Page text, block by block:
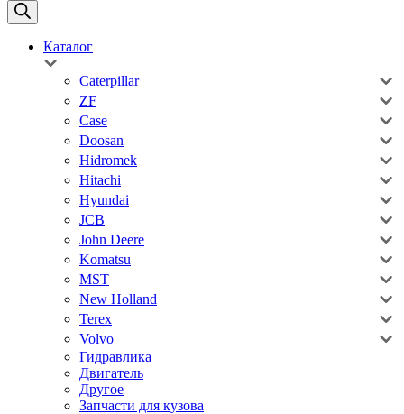
Каталог
Caterpillar
ZF
Case
Doosan
Hidromek
Hitachi
Hyundai
JCB
John Deere
Komatsu
MST
New Holland
Terex
Volvo
Гидравлика
Двигатель
Другое
Запчасти для кузова